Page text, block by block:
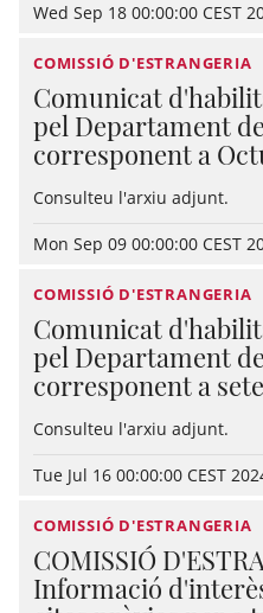
Wed Sep 18 00:00:00 CEST
COMISSIÓ D'ESTRANGERIA
Comunicat
pel Departament
corresponent a
Consulteu l'arxiu adjunt.
Mon Sep 09 00:00:00 CEST
COMISSIÓ D'ESTRANGERIA
Comunicat
pel Departament
corresponent a
Consulteu l'arxiu adjunt.
Tue Jul 16 00:00:00 CEST
COMISSIÓ D'ESTRANGERIA
COMISSIÓ
Informació